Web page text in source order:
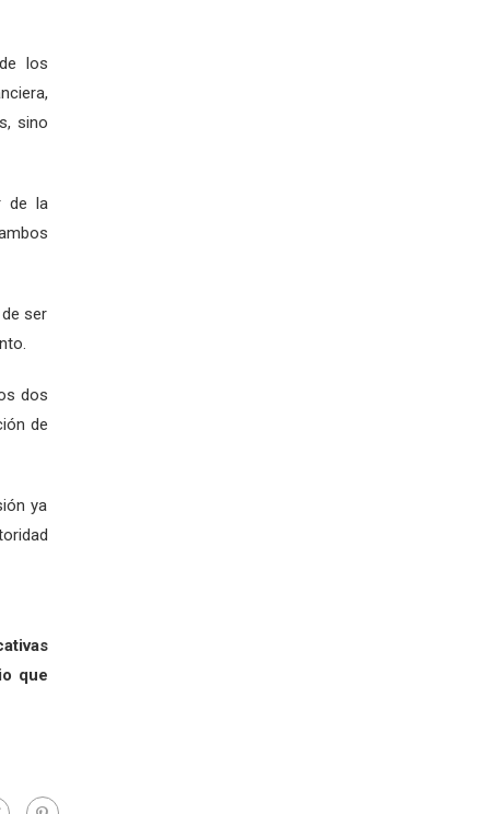
los
sino
de la
ser
dos
de
ya
que